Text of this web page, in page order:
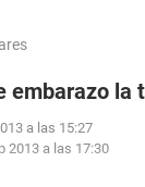
embarazo la
a las 15:27
2013 a las 17:30